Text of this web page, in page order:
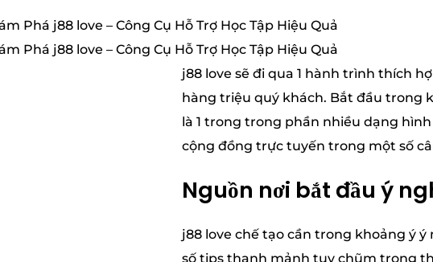
j88 love sẽ đi qua 1 hành trình thích
hàng triệu quý khách. Bắt đầu trong
là 1 trong trong phần nhiều dạng
cộng đồng trực tuyến trong một số
Nguồn nơi bắt đầu ý
j88 love chế tạo cần trong khoảng ý
số tips thanh mảnh tuy chũm trong